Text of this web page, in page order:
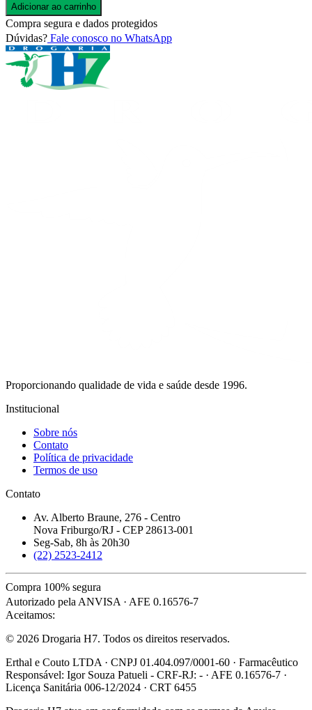
Adicionar ao carrinho
Compra segura e dados protegidos
Dúvidas? Fale conosco no WhatsApp
Proporcionando qualidade de vida e saúde desde 1996.
Institucional
Sobre nós
Contato
Política de privacidade
Termos de uso
Contato
Av. Alberto Braune, 276 - Centro
Nova Friburgo/RJ - CEP 28613-001
Seg-Sab, 8h às 20h30
(22) 2523-2412
Compra 100% segura
Autorizado pela ANVISA · AFE 0.16576-7
Aceitamos:
© 2026 Drogaria H7. Todos os direitos reservados.
Erthal e Couto LTDA · CNPJ 01.404.097/0001-60 · Farmacêutico
Responsável: Igor Souza Patueli - CRF-RJ: - · AFE 0.16576-7 ·
Licença Sanitária 006-12/2024 · CRT 6455